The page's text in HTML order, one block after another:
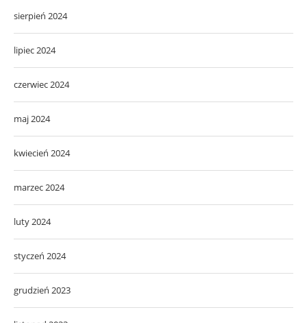
sierpień 2024
lipiec 2024
czerwiec 2024
maj 2024
kwiecień 2024
marzec 2024
luty 2024
styczeń 2024
grudzień 2023